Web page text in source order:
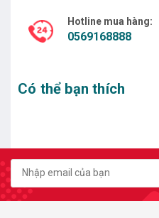
Hotline mua hàng:
0569168888
Có thể bạn thích